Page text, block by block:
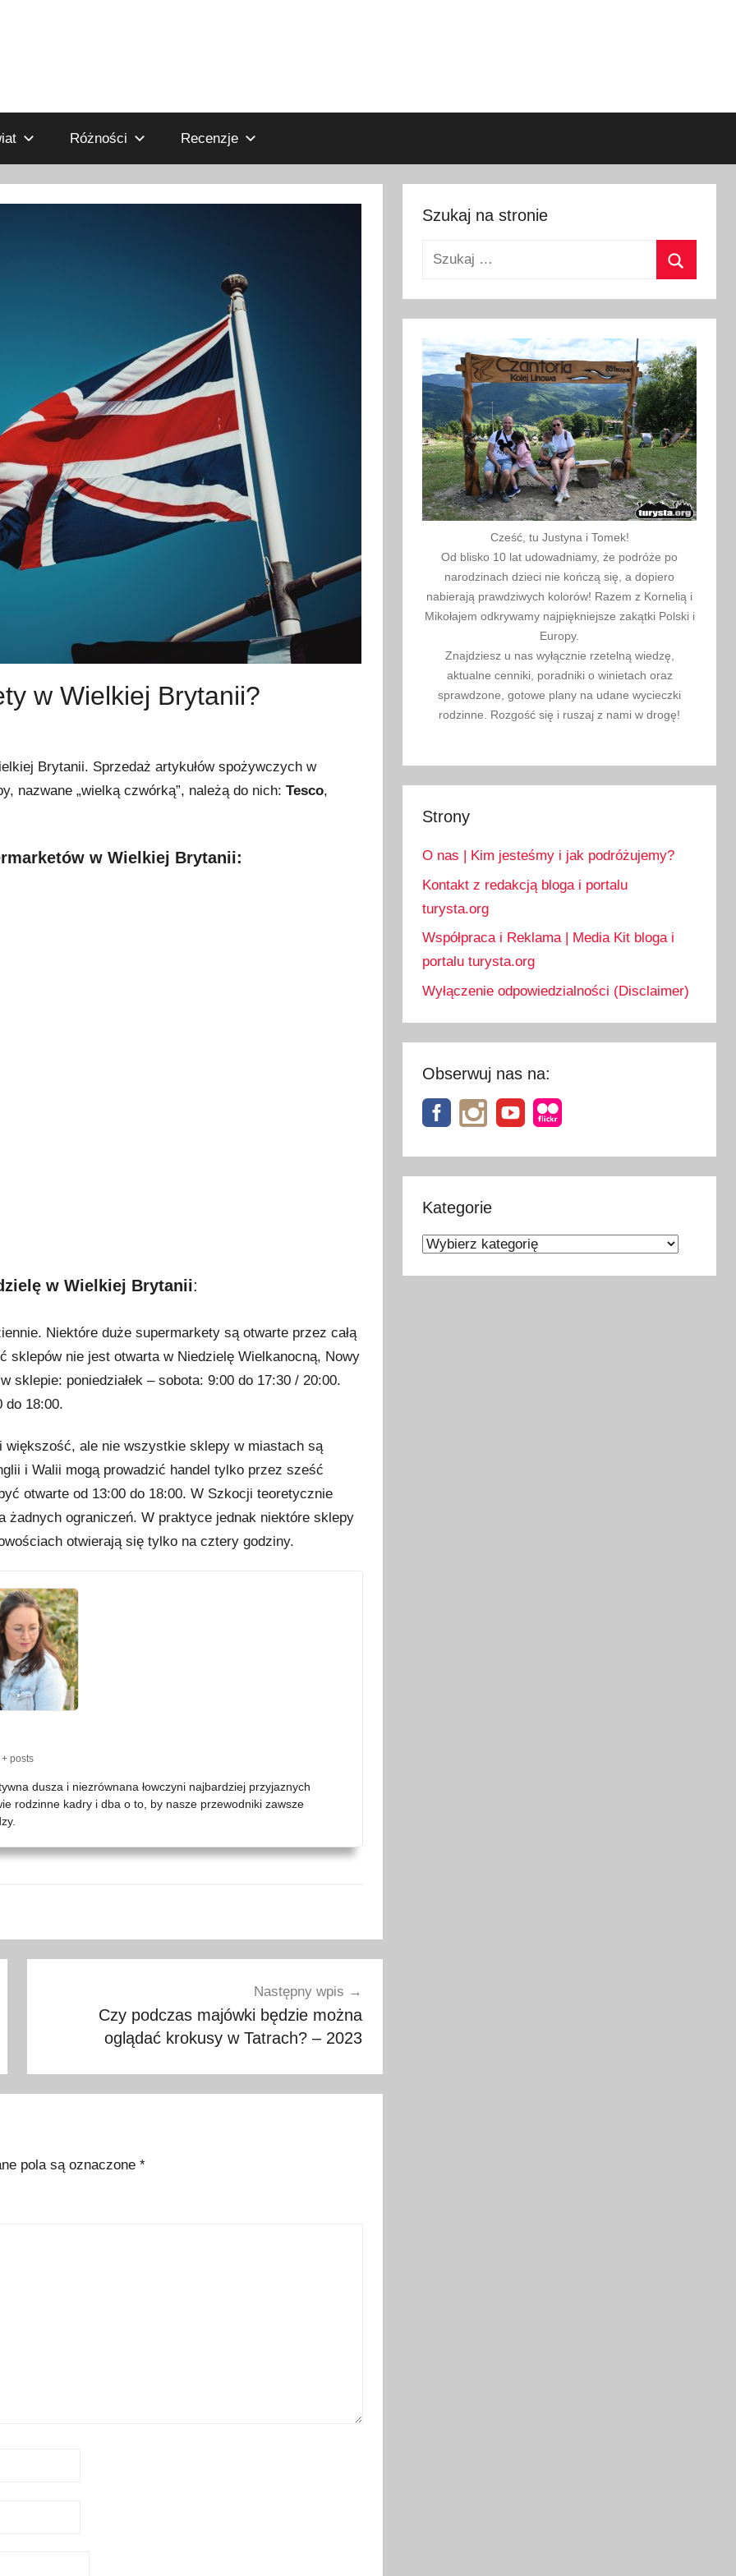
Różności Recenzje
w Wielkiej Brytanii?
Brytanii. Sprzedaż artykułów spożywczych w
nazwane „wielką czwórką”, należą do nich: Tesco,
w Wielkiej Brytanii:
w Wielkiej Brytanii:
Niektóre duże supermarkety są otwarte przez całą
nie jest otwarta w Niedzielę Wielkanocną, Nowy
sklepie: poniedziałek – sobota: 9:00 do 17:30 / 20:00.
do 18:00.
większość, ale nie wszystkie sklepy w miastach są
i Walii mogą prowadzić handel tylko przez sześć
otwarte od 13:00 do 18:00. W Szkocji teoretycznie
ograniczeń. W praktyce jednak niektóre sklepy
otwierają się tylko na cztery godziny.
+ posts
dusza i niezrównana łowczyni najbardziej przyjaznych
rodzinne kadry i dba o to, by nasze przewodniki zawsze
Następny wpis
Czy podczas majówki będzie można
oglądać krokusy w Tatrach? – 2023
pola są oznaczone *
Szukaj na stronie
Szukaj:
Cześć, tu Justyna i Tomek!
Od blisko 10 lat udowadniamy, że podróże po
narodzinach dzieci nie kończą się, a dopiero
nabierają prawdziwych kolorów! Razem z Kornelią i
Mikołajem odkrywamy najpiękniejsze zakątki Polski i
Europy.
Znajdziesz u nas wyłącznie rzetelną wiedzę,
aktualne cenniki, poradniki o winietach oraz
sprawdzone, gotowe plany na udane wycieczki
rodzinne. Rozgość się i ruszaj z nami w drogę!
Strony
O nas | Kim jesteśmy i jak podróżujemy?
Kontakt z redakcją bloga i portalu
turysta.org
Współpraca i Reklama | Media Kit bloga i
portalu turysta.org
Wyłączenie odpowiedzialności (Disclaimer)
Obserwuj nas na:
Kategorie
Kategorie